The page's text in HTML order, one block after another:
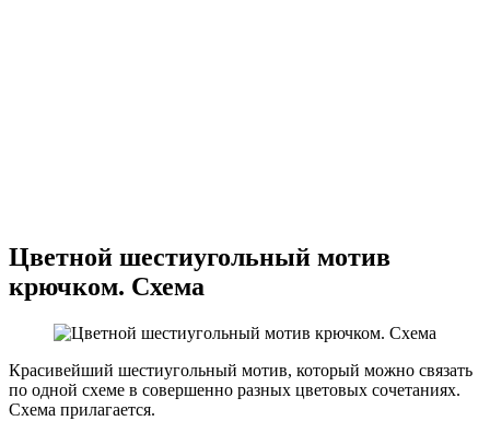
Цветной шестиугольный мотив
крючком. Схема
Красивейший шестиугольный мотив, который можно связать
по одной схеме в совершенно разных цветовых сочетаниях.
Схема прилагается.